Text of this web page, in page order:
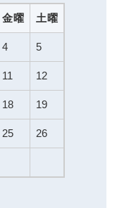
金曜 土曜
4 5
11 12
18 19
25 26